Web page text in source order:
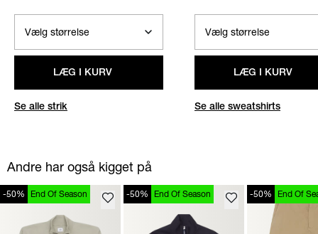
LÆG I KURV
Se alle strik
LÆG I KURV
Se alle sweatshirts
Andre har også kigget på
-50% End Of Season -50% End Of Season -50% End Of